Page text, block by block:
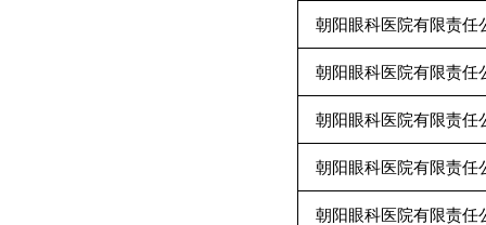
朝阳眼科医院有限责任
朝阳眼科医院有限责任
朝阳眼科医院有限责任
朝阳眼科医院有限责任
朝阳眼科医院有限责任